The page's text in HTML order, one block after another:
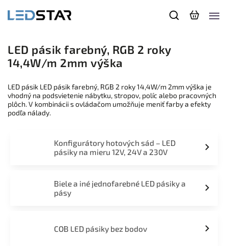
LED pásik farebný, RGB 2 roky
14,4W/m 2mm výška
LED pásik LED pásik farebný, RGB 2 roky 14,4W/m 2mm výška je
vhodný na podsvietenie nábytku, stropov, políc alebo pracovných
plôch. V kombinácii s ovládačom umožňuje meniť farby a efekty
podľa nálady.
Konfigurátory hotových sád – LED
pásiky na mieru 12V, 24V a 230V
Biele a iné jednofarebné LED pásiky a
pásy
COB LED pásiky bez bodov